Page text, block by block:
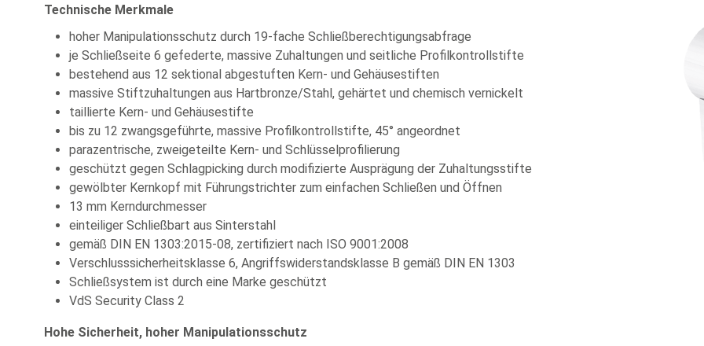
Technische Merkmale
hoher Manipulationsschutz durch 19-fache Schließberechtigungsabfrage
je Schließseite 6 gefederte, massive Zuhaltungen und seitliche Profilkontrollstifte
bestehend aus 12 sektional abgestuften Kern- und Gehäusestiften
massive Stiftzuhaltungen aus Hartbronze/Stahl, gehärtet und chemisch vernickelt
taillierte Kern- und Gehäusestifte
bis zu 12 zwangsgeführte, massive Profilkontrollstifte, 45° angeordnet
parazentrische, zweigeteilte Kern- und Schlüsselprofilierung
geschützt gegen Schlagpicking durch modifizierte Ausprägung der Zuhaltungsstifte
gewölbter Kernkopf mit Führungstrichter zum einfachen Schließen und Öffnen
13 mm Kerndurchmesser
einteiliger Schließbart aus Sinterstahl
gemäß DIN EN 1303:2015-08, zertifiziert nach ISO 9001:2008
Verschlusssicherheitsklasse 6, Angriffswiderstandsklasse B gemäß DIN EN 1303
Schließsystem ist durch eine Marke geschützt
VdS Security Class 2
Hohe Sicherheit, hoher Manipulationsschutz